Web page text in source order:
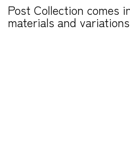
Post Collection comes
materials and